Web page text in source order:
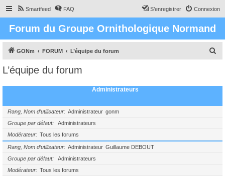
Smartfeed FAQ Connexion
S’enregistrer
Forum du Groupe Ornithologique Normand
GONm FORUM L’équipe du forum
h
L’équipe du forum
Administrateurs
Rang, Nom d’utilisateur Administrateur gonm
Groupe par défaut
Administrateurs
Modérateur
Tous les forums
Rang, Nom d’utilisateur Administrateur Guillaume DEBOUT
Groupe par défaut
Administrateurs
Modérateur
Tous les forums